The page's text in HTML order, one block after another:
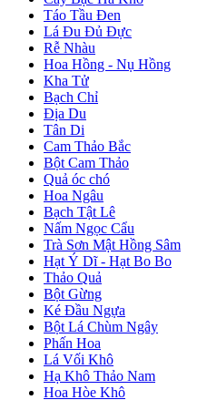
Táo Tầu Đen
Lá Đu Đủ Đực
Rễ Nhàu
Hoa Hồng - Nụ Hồng
Kha Tử
Bạch Chỉ
Địa Du
Tân Di
Cam Thảo Bắc
Bột Cam Thảo
Quả óc chó
Hoa Ngâu
Bạch Tật Lê
Nấm Ngọc Cẩu
Trà Sơn Mật Hồng Sâm
Hạt Ý Dĩ - Hạt Bo Bo
Thảo Quả
Bột Gừng
Ké Đầu Ngựa
Bột Lá Chùm Ngây
Phấn Hoa
Lá Vối Khô
Hạ Khô Thảo Nam
Hoa Hòe Khô